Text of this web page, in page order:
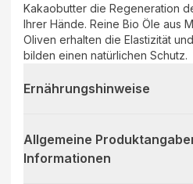
Kakaobutter die Regeneration
Ihrer Hände. Reine Bio Öle aus
Oliven erhalten die Elastizität
bilden einen natürlichen Schutz.
Ernährungshinweise
Allgemeine
Informationen